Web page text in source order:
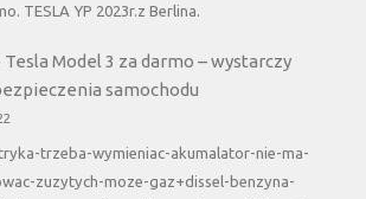
TESLA YP 2023r.z Berlina.
Tesla Model 3 za darmo – wystarczy
samochodu
trzeba-wymieniac-akumalator-nie-ma-
zuzytych-moze-gaz+dissel-benzyna-